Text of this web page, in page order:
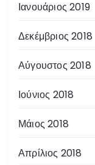
Ιανουάριος 2019
Δεκέμβριος 2018
Αύγουστος 2018
Ιούνιος 2018
Μάιος 2018
Απρίλιος 2018